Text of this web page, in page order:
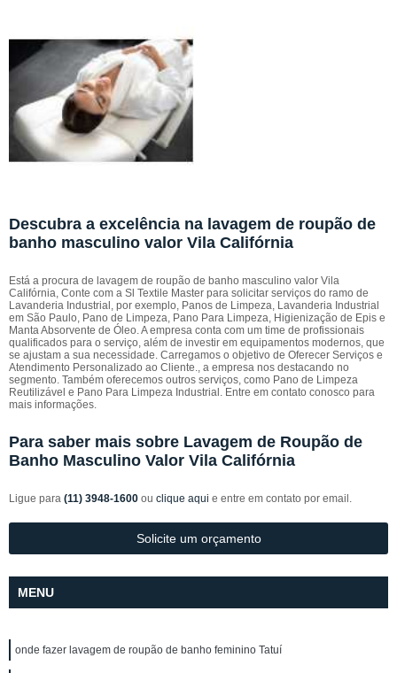
Descubra a excelência na lavagem de roupão de
banho masculino valor Vila Califórnia
Está a procura de lavagem de roupão de banho masculino valor Vila
Califórnia, Conte com a Sl Textile Master para solicitar serviços do ramo de
Lavanderia Industrial, por exemplo, Panos de Limpeza, Lavanderia Industrial
em São Paulo, Pano de Limpeza, Pano Para Limpeza, Higienização de Epis e
Manta Absorvente de Óleo. A empresa conta com um time de profissionais
qualificados para o serviço, além de investir em equipamentos modernos, que
se ajustam a sua necessidade. Carregamos o objetivo de Oferecer Serviços e
Atendimento Personalizado ao Cliente., a empresa nos destacando no
segmento. Também oferecemos outros serviços, como Pano de Limpeza
Reutilizável e Pano Para Limpeza Industrial. Entre em contato conosco para
mais informações.
Para saber mais sobre Lavagem de Roupão de
Banho Masculino Valor Vila Califórnia
Ligue para (11) 3948-1600 ou clique aqui e entre em contato por email.
Solicite um orçamento
MENU
onde fazer lavagem de roupão de banho feminino Tatuí